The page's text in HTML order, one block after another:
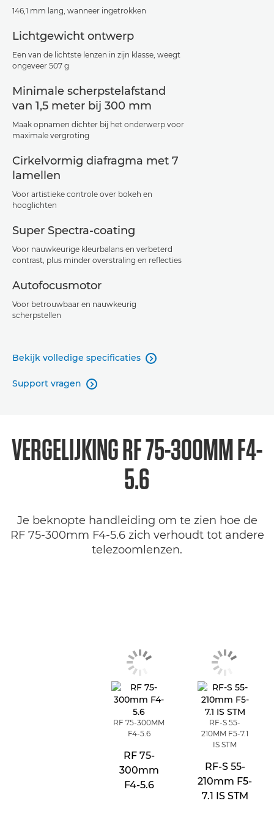
146,1 mm lang, wanneer ingetrokken
Lichtgewicht ontwerp
Een van de lichtste lenzen in zijn klasse, weegt
ongeveer 507 g
Minimale scherpstelafstand
van 1,5 meter bij 300 mm
Maak opnamen dichter bij het onderwerp voor
maximale vergroting
Cirkelvormig diafragma met 7
lamellen
Voor artistieke controle over bokeh en
hooglichten
Super Spectra-coating
Voor nauwkeurige kleurbalans en verbeterd
contrast, plus minder overstraling en reflecties
Autofocusmotor
Voor betrouwbaar en nauwkeurig
scherpstellen
Bekijk volledige specificaties 
Support vragen 
VERGELIJKING RF 75-300MM F4-
5.6
Je beknopte handleiding om te zien hoe de
RF 75-300mm F4-5.6 zich verhoudt tot andere
telezoomlenzen.
RF 75-300MM
F4-5.6
RF 75-
300mm
F4-5.6
RF-S 55-
210MM F5-7.1
IS STM
RF-S 55-
210mm F5-
7.1 IS STM